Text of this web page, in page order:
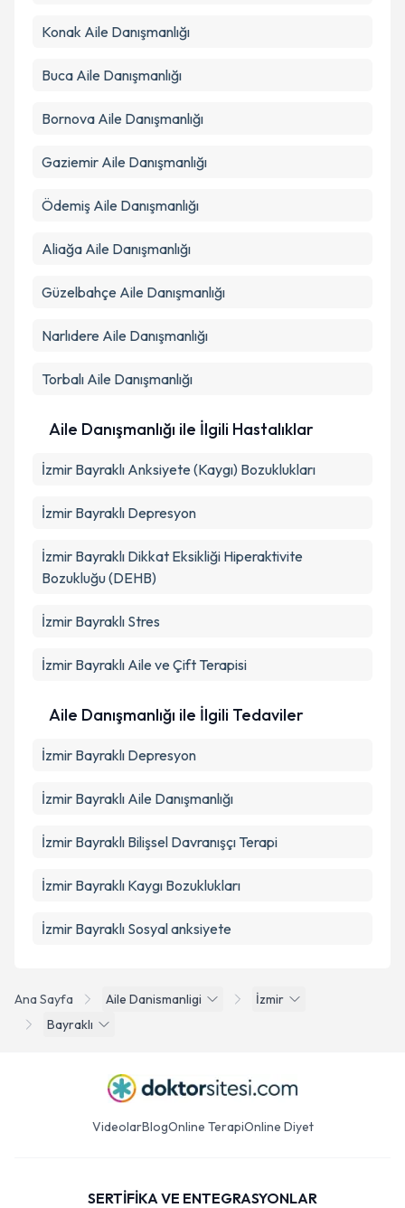
Takvim Talebini Gönder
Ana Sayfa Aile Danismanligi
İzmir
Bayraklı
Konak Aile Danışmanlığı
Buca Aile Danışmanlığı
Bornova Aile Danışmanlığı
Gaziemir Aile Danışmanlığı
Ödemiş Aile Danışmanlığı
Aliağa Aile Danışmanlığı
Güzelbahçe Aile Danışmanlığı
Narlıdere Aile Danışmanlığı
Torbalı Aile Danışmanlığı
Aile Danışmanlığı ile İlgili Hastalıklar
İzmir Bayraklı Anksiyete (Kaygı) Bozuklukları
İzmir Bayraklı Depresyon
İzmir Bayraklı Dikkat Eksikliği Hiperaktivite
Bozukluğu (DEHB)
İzmir Bayraklı Stres
İzmir Bayraklı Aile ve Çift Terapisi
Aile Danışmanlığı ile İlgili Tedaviler
İzmir Bayraklı Depresyon
İzmir Bayraklı Aile Danışmanlığı
İzmir Bayraklı Bilişsel Davranışçı Terapi
İzmir Bayraklı Kaygı Bozuklukları
İzmir Bayraklı Sosyal anksiyete
VideolarBlogOnline TerapiOnline Diyet
SERTİFİKA VE ENTEGRASYONLAR